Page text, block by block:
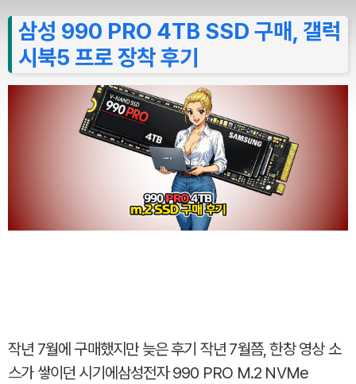
삼성 990 PRO 4TB SSD 구매, 갤럭
시북5 프로 장착 후기
작년 7월에 구매했지만 늦은 후기 작년 7월쯤, 한창 영상 소
스가 쌓이던 시기에삼성전자 990 PRO M.2 NVMe